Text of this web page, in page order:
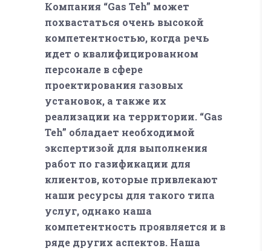
Компания “Gas Teh” может
похвастаться очень высокой
компетентностью, когда речь
идет о квалифицированном
персонале в сфере
проектирования газовых
установок, а также их
реализации на территории. “Gas
Teh” обладает необходимой
экспертизой для выполнения
работ по газификации для
клиентов, которые привлекают
наши ресурсы для такого типа
услуг, однако наша
компетентность проявляется и в
ряде других аспектов. Наша